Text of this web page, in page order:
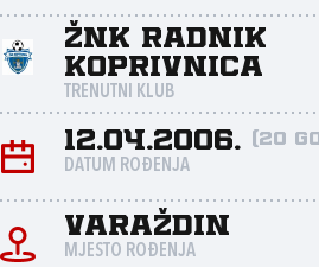
ŽNK Radnik
Koprivnica
TRENUTNI KLUB
12.04.2006. (20
DATUM ROĐENJA
Varaždin
MJESTO ROĐENJA